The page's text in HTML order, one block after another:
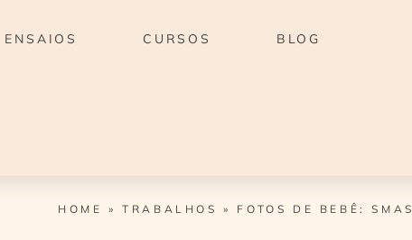
ENSAIOS CURSOS BLOG
HOME »TRABALHOS » FOTOS DE BEBÊ: